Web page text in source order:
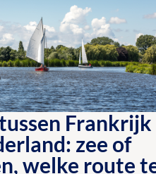
Frankrijk
zee of
welke route